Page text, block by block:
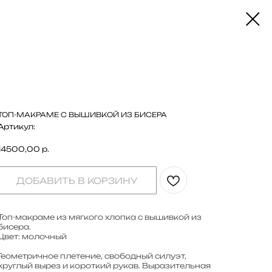
МАКРАМЕ С ВЫШИВКОЙ ИЗ БИСЕРА
р.
ДОБАВИТЬ В КОРЗИНУ
макраме из мягкого хлопка с вышивкой из
молочный
плетение, свободный силуэт,
вырез и короткий рукав. Выразительная